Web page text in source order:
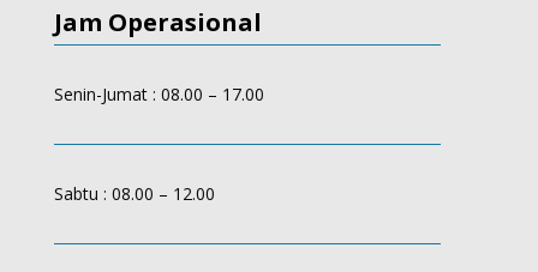
Jam Operasional
Senin-Jumat : 08.00 – 17.00
Sabtu : 08.00 – 12.00